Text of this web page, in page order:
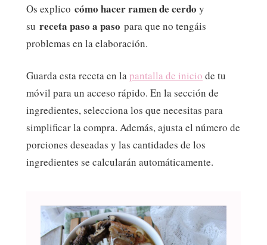
Os explico cómo hacer ramen de cerdo y
su receta paso a paso para que no tengáis
problemas en la elaboración.
Guarda esta receta en lapantalla de inicio de tu
móvil para un acceso rápido. En la sección de
ingredientes, selecciona los que necesitas para
simplificar la compra. Además, ajusta el número de
porciones deseadas y las cantidades de los
ingredientes se calcularán automáticamente.